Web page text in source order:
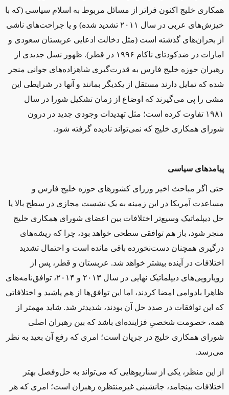
همکاری خلیج اکنون فراتر از مسائل مربوط به اسلام سیاسی (که با
خیزش‌های عربی در سال ۲۰۱۱ تشدید شده) و یا جراحت‌های ناشی
از بحران‌های گذشته است (مثل دخالت ادعایی عربستان سعودی و
امارات در ضدکودتای ناکام ۱۹۹۶ در قطر). ظهور نسل جدیدی از
رهبران حوزه خلیج فارس به قدرت‌گیری شاهزاده‌های جوانی منجر
شده که تمایل دارند مستقل از یکدیگر بمانند و آنها در شرایطی این
مشی را پی می‌گیرند که اوضاع از زمان تشکیل شورا در سال
۱۹۸۱ تفاوت کرده است؛ مثل تهدیدات وجودی جدید در درون
شورای همکاری خلیج که نمی‌تواند نادیده گرفته شود.
پیامدهای سیاسی
حتی اگر مباحث اخیر وزرای کشورهای حوزه خلیج فارس و
مساعدت آمریکا در این زمینه به یک نشست مجازی در سطح بالا یا
حل دیپلماتیک وسیع‌تر اختلافات بین اعضای شورای همکاری خلیج
منجر شود، باز هم توافقی سطحی خواهد بود، چرا که ریشه‌های
درگیری همچنان دست‌نخورده باقی مانده است و احتمال تشدید
اختلافات در آینده بیشتر خواهد شد. عربستان و قطر، پس از
رویارویی‌های دیپلماتیک نهایی در سال ۲۰۱۳ و ۲۰۱۴، توافق‌نامه‌های
ظاهرا بادوامی امضا کردند، اما این توافق‌ها از هم پاشید و اختلافاتی
که این توافقات در صدد حل آن بودند، شدیدتر شد. شاید مهمتر از
همه، خصومت شخصیِ فزاینده‌ای باشد که بین رهبران اصلی
شورای همکاری خلیج در جریان است؛ امری که رفع آن بعید به نظر
می‌رسد.
از این منظر، یکی از سناریوهایی که می‌تواند به حل‌وفصل بهتر
اختلافات بینجامد، جانشینی غیرمنتظره رهبران است؛ امری که هر